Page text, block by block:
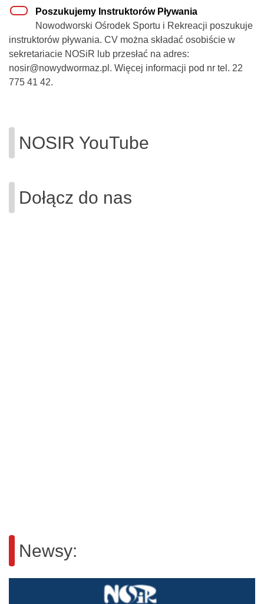
Poszukujemy Instruktorów Pływania
Nowodworski Ośrodek Sportu i Rekreacji poszukuje
instruktorów pływania. CV można składać osobiście w
sekretariacie NOSiR lub przesłać na adres:
nosir@nowydwormaz.pl. Więcej informacji pod nr tel. 22
775 41 42.
NOSIR YouTube
Dołącz do nas
Newsy: